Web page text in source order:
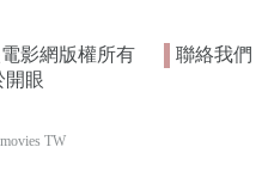
電影網版權所有
聯絡我們
開眼
TW